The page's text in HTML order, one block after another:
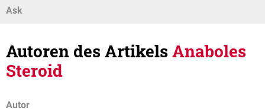
Ask
Autoren des ArtikelsAnaboles
Steroid
Autor